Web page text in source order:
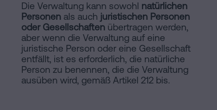
Die Verwaltung kann sowohl natürlichen
Personen als auch juristischen Personen
oder Gesellschaften übertragen werden,
aber wenn die Verwaltung auf eine
juristische Person oder eine Gesellschaft
entfällt, ist es erforderlich, die natürliche
Person zu benennen, die die Verwaltung
ausüben wird, gemäß Artikel 212 bis.